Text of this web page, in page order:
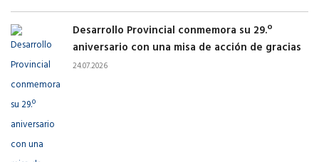
Desarrollo Provincial conmemora su 29.º
aniversario con una misa de acción de gracias
24.07.2026